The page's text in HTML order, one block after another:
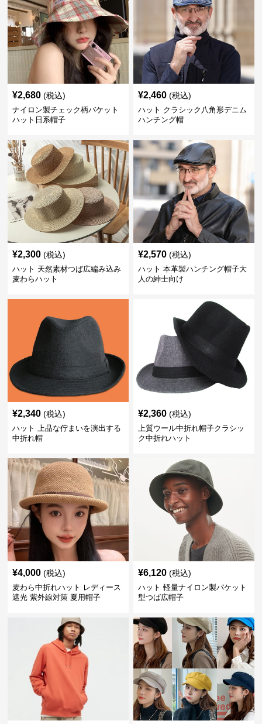
¥2,680 (税込)
ナイロン製チェック柄バケット
ハット日系帽子
¥2,460 (税込)
ハット クラシック八角形デニム
ハンチング帽
¥2,300 (税込)
ハット 天然素材つば広編み込み
麦わらハット
¥2,570 (税込)
ハット 本革製ハンチング帽子大
人の紳士向け
¥2,340 (税込)
ハット 上品な佇まいを演出する
中折れ帽
¥2,360 (税込)
上質ウール中折れ帽子クラシッ
ク中折れハット
¥4,000 (税込)
麦わら中折れハット レディース
遮光 紫外線対策 夏用帽子
¥6,120 (税込)
ハット 軽量ナイロン製バケット
型つば広帽子